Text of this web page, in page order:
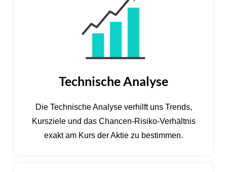
Technische Analyse
Die Technische Analyse verhilft uns Trends,
Kursziele und das Chancen-Risiko-Verhältnis
exakt am Kurs der Aktie zu bestimmen.